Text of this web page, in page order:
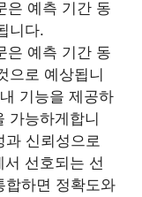
은 예측 기간 동
니다.
은 예측 기간 동
으로 예상됩니
기능을 제공하
가능하게합니
과 신뢰성으로
선호되는 선
합하면 정확도와